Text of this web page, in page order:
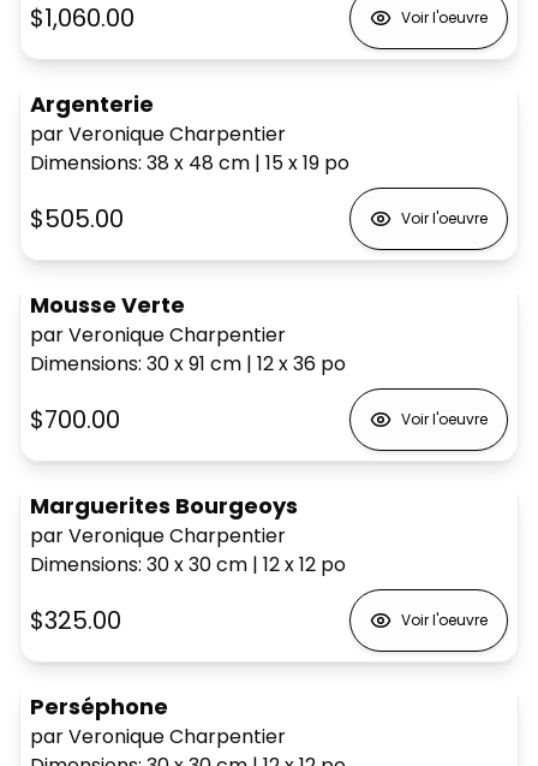
$1,060.00 Voir l'oeuvre
Argenterie
par Veronique Charpentier
Dimensions: 38 x 48cm | 15 x 19 po
$505.00 Voir l'oeuvre
Mousse Verte
par Veronique Charpentier
Dimensions: 30 x 91 cm | 12 x 36 po
$700.00 Voir l'oeuvre
Marguerites Bourgeoys
par Veronique Charpentier
Dimensions: 30 x 30cm | 12 x 12 po
$325.00 Voir l'oeuvre
Perséphone
par Veronique Charpentier